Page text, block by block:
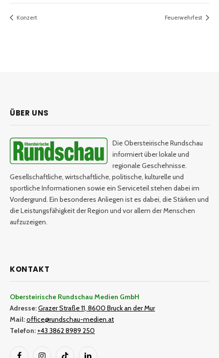
Konzert Feuerwehrfest
ÜBER UNS
Die Obersteirische Rundschau
informiert über lokale und
regionale Geschehnisse.
Gesellschaftliche, wirtschaftliche, politische, kulturelle und
sportliche Informationen sowie ein Serviceteil stehen dabei im
Vordergrund. Ein besonderes Anliegen ist es dabei, die Stärken und
die Leistungsfähigkeit der Region und vor allem der Menschen
aufzuzeigen.
KONTAKT
Obersteirische Rundschau Medien GmbH
Adresse:Grazer Straße 11, 8600 Bruck an der Mur
Mail:office@rundschau-medien.at
Telefon: +43 3862 8989 250